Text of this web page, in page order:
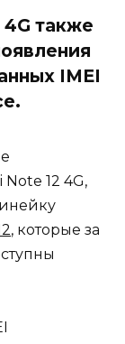
также
IMEI
12 4G,
, которые за